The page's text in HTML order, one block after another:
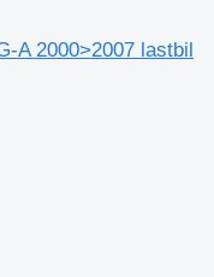
A 2000>2007 lastbil